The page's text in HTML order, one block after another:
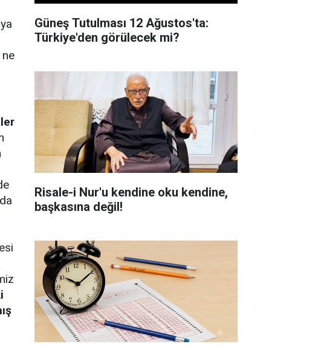
ne
Güneş Tutulması 12 Ağustos'ta:
Türkiye'den görülecek mi?
Risale-i Nur'u kendine oku kendine,
başkasına değil!